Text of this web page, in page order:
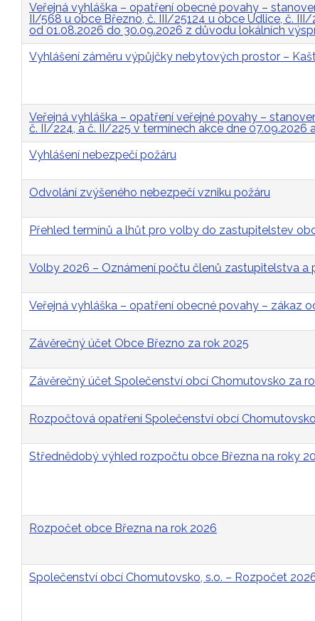
Veřejná vyhláška – opatření obecné povahy –
II/568 u obce Březno, č. III/25124 u obce Údlice, č.
od 01.08.2026 do 30.09.2026 z důvodu lokálních
Vyhlášení záměru výpůjčky nebytových prostor –
Veřejná vyhláška – opatření veřejné povahy –
č. II/224, a č. II/225 v termínech akce dne 07.09.2026
Vyhlášení nebezpečí požáru
Odvolání zvýšeného nebezpečí vzniku požáru
Přehled termínů a lhůt pro volby do zastupitelstev
Volby 2026 – Oznámení počtu členů zastupitelstva a
Veřejná vyhláška – opatření obecné povahy – zákaz
Závěrečný účet Obce Březno za rok 2025
Závěrečný účet Společenství obcí Chomutovsko za
Rozpočtová opatření Společenství obcí
Střednědobý výhled rozpočtu obce Března na roky
Rozpočet obce Března na rok 2026
Společenství obcí Chomutovsko, s.o. – Rozpočet